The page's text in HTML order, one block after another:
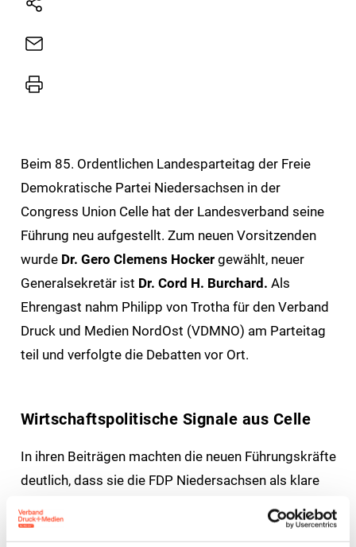
Natives
E-
Drucker
Beim 85. Ordentlichen Landesparteitag der Freie
Demokratische Partei Niedersachsen in der
Congress Union Celle hat der Landesverband seine
Führung neu aufgestellt. Zum neuen Vorsitzenden
wurde Dr. Gero Clemens Hockergewählt, neuer
Generalsekretär ist Dr. Cord H. Burchard. Als
Ehrengast nahm Philipp von Trotha für den Verband
Druck und Medien NordOst (VDMNO) am Parteitag
teil und verfolgte die Debatten vor Ort.
Wirtschaftspolitische Signale aus Celle
In ihren Beiträgen machten die neuen Führungskräfte
deutlich, dass sie die FDP Niedersachsen als klare
wirtschaftliche Vernunft positionieren wollen.